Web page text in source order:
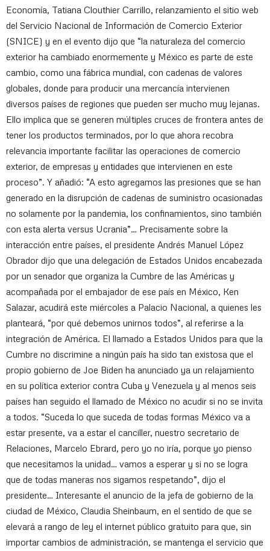
Economía, Tatiana Clouthier Carrillo, relanzamiento el sitio web
del Servicio Nacional de Información de Comercio Exterior
(SNICE) y en el evento dijo que “la naturaleza del comercio
exterior ha cambiado enormemente y México es parte de este
cambio, como una fábrica mundial, con cadenas de valores
globales, donde para producir una mercancía intervienen
diversos países de regiones que pueden ser mucho muy lejanas.
Ello implica que se generen múltiples cruces de frontera antes de
tener los productos terminados, por lo que ahora recobra
relevancia importante facilitar las operaciones de comercio
exterior, de empresas y entidades que intervienen en este
proceso”. Y añadió: “A esto agregamos las presiones que se han
generado en la disrupción de cadenas de suministro ocasionadas
no solamente por la pandemia, los confinamientos, sino también
con esta alerta versus Ucrania”… Precisamente sobre la
interacción entre países, el presidente Andrés Manuel López
Obrador dijo que una delegación de Estados Unidos encabezada
por un senador que organiza la Cumbre de las Américas y
acompañada por el embajador de ese país en México, Ken
Salazar, acudirá este miércoles a Palacio Nacional, a quienes les
planteará, “por qué debemos unirnos todos”, al referirse a la
integración de América. El llamado a Estados Unidos para que la
Cumbre no discrimine a ningún país ha sido tan existosa que el
propio gobierno de Joe Biden ha anunciado ya un relajamiento
en su política exterior contra Cuba y Venezuela y al menos seis
países han seguido el llamado de México no acudir si no se invita
a todos. “Suceda lo que suceda de todas formas México va a
estar presente, va a estar el canciller, nuestro secretario de
Relaciones, Marcelo Ebrard, pero yo no iría, porque yo pienso
que necesitamos la unidad… vamos a esperar y si no se logra
que de todas maneras nos sigamos respetando”, dijo el
presidente… Interesante el anuncio de la jefa de gobierno de la
ciudad de México, Claudia Sheinbaum, en el sentido de que se
elevará a rango de ley el internet público gratuito para que, sin
importar cambios de administración, se mantenga el servicio que